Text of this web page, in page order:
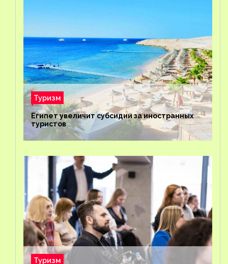
Туризм
Египет увеличит субсидии за иностранных
туристов
Туризм